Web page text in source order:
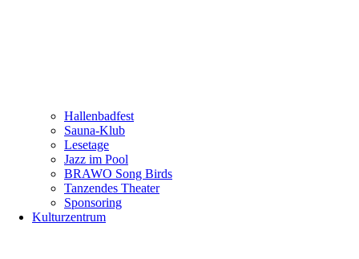
Hallenbadfest
Sauna-Klub
Lesetage
Jazz im Pool
BRAWO Song Birds
Tanzendes Theater
Sponsoring
Kulturzentrum